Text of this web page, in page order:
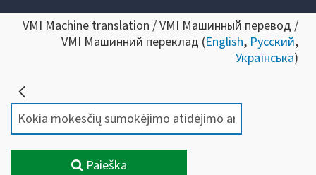
VMI Machine translation / VMI Машинный перевод /
VMI Машинний переклад (English, Русский,
Українська)
Paieška